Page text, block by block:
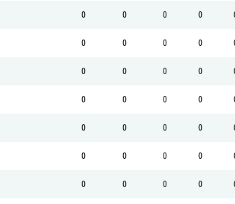
0 0 0 0
0 0 0 0
0 0 0 0
0 0 0 0
0 0 0 0
0 0 0 0
0 0 0 0